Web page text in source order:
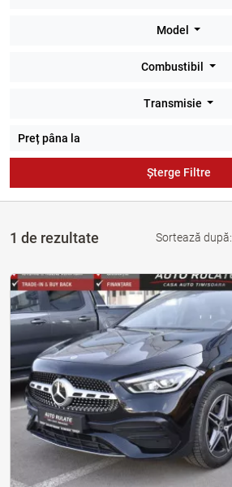
Model
Combustibil
Transmisie
Șterge Filtre
1 de rezultate Sortează după: